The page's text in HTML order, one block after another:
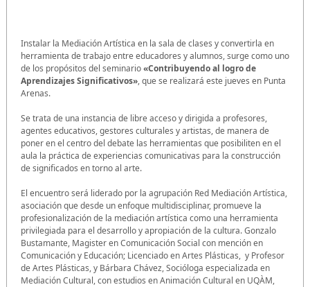
Instalar la Mediación Artística en la sala de clases y convertirla en
herramienta de trabajo entre educadores y alumnos, surge como uno
de los propósitos del seminario«Contribuyendo al logro de
Aprendizajes Significativos», que se realizará este jueves en Punta
Arenas.
Se trata de una instancia de libre acceso y dirigida a profesores,
agentes educativos, gestores culturales y artistas, de manera de
poner en el centro del debate las herramientas que posibiliten en el
aula la práctica de experiencias comunicativas para la construcción
de significados en torno al arte.
El encuentro será liderado por la agrupación Red Mediación Artística,
asociación que desde un enfoque multidisciplinar, promueve la
profesionalización de la mediación artística como una herramienta
privilegiada para el desarrollo y apropiación de la cultura. Gonzalo
Bustamante, Magister en Comunicación Social con mención en
Comunicación y Educación; Licenciado en Artes Plásticas, y Profesor
de Artes Plásticas, y Bárbara Chávez, Socióloga especializada en
Mediación Cultural, con estudios en Animación Cultural en UQÀM,